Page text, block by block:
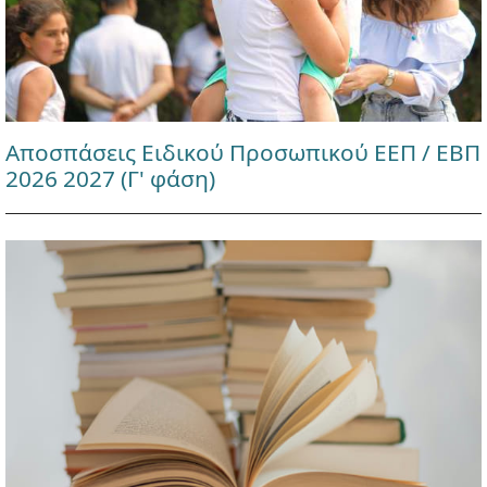
Αποσπάσεις Ειδικού Προσωπικού ΕΕΠ / ΕΒΠ
2026 2027 (Γ' φάση)